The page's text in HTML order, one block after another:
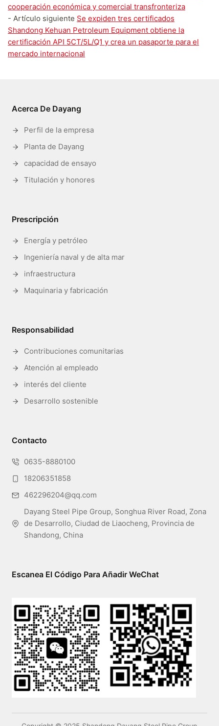
cooperación económica y comercial transfronteriza
- Artículo siguiente Se expiden tres certificados
Shandong Kehuan Petroleum Equipment obtiene la
certificación API 5CT/5L/Q1 y crea un pasaporte para el
mercado internacional
Acerca De Dayang
Perfil de la empresa
Planta de Dayang
capacidad de ensayo
Titulación y honores
Prescripción
Energía y petróleo
Ingeniería naval y de alta mar
infraestructura
Maquinaria y fabricación
Responsabilidad
Contribuciones comunitarias
Atención al empleado
interés del cliente
Desarrollo sostenible
Contacto
0635-8880100
18206351858
462296204@qq.com
Dayang Steel Pipe Group, Songhua River Road, Zona
de Desarrollo, Ciudad de Liaocheng, Provincia de
Shandong, China
Escanea El Código Para Añadir WeChat